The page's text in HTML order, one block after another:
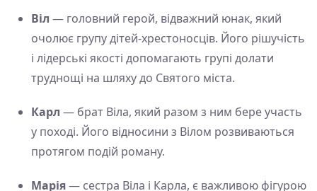
Віл — головний герой, відважний юнак, який
очолює групу дітей-хрестоносців. Його рішучість
і лідерські якості допомагають групі долати
труднощі на шляху до Святого міста.
Карл — брат Віла, який разом з ним бере участь
у поході. Його відносини з Вілом розвиваються
протягом подій роману.
Марія— сестра Віла і Карла, є важливою фігурою